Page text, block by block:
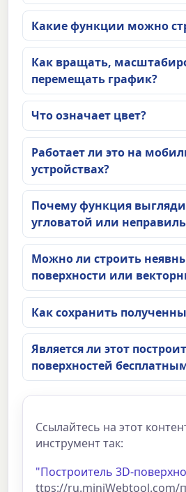
Какие функции можно
Как вращать,
перемещать график?
Что означает цвет?
Работает ли это на
устройствах?
Почему функция
угловатой или
Можно ли строить
поверхности или
Как сохранить
Является ли этот
поверхностей
Ссылайтесь на этот
инструмент так:
"Построитель 3D-
ttps://ru.miniWebtool.com/